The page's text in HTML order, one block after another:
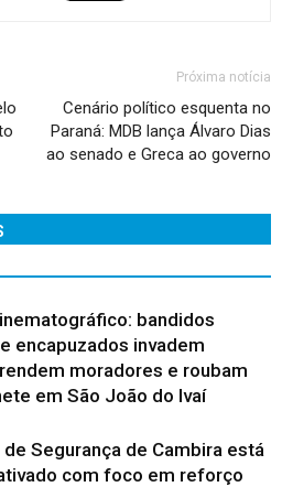
Próxima notícia
Cenário político esquenta no
Paraná: MDB lança Álvaro Dias
ao senado e Greca ao governo
bandidos
encapuzados invadem
moradores e roubam
em São João do Ivaí
de Segurança de Cambira está
com foco em reforço